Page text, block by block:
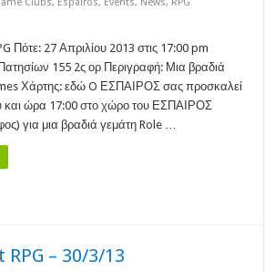
Clubs, Espairos, Events, News, RPG
Πότε: 27 Απριλίου 2013 στις 17:00 pm
155 2ς ορ Περιγραφή: Μια βραδιά
Χάρτης: εδώ O ΕΣΠΑΙΡΟΣ σας προσκαλεί
και ώρα 17:00 στο χώρο του ΕΣΠΑΙΡΟΣ
για μια βραδιά γεμάτη Role …
– 30/3/13